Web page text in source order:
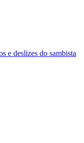
e deslizes do sambista